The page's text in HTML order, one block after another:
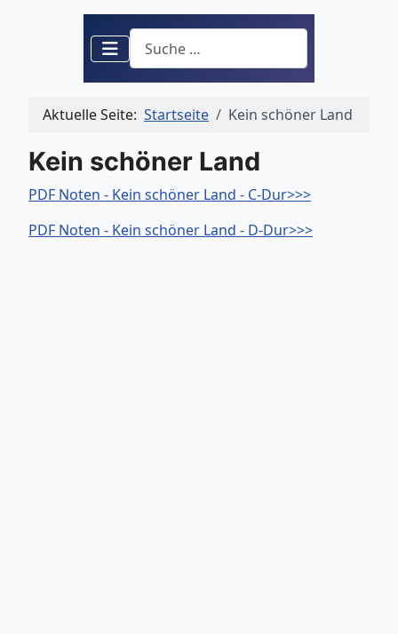
Suchen
Aktuelle Seite: Startseite Kein schöner Land
Kein schöner Land
PDF Noten - Kein schöner Land - C-Dur>>>
PDF Noten - Kein schöner Land - D-Dur>>>